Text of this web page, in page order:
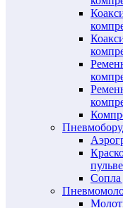
Сопла